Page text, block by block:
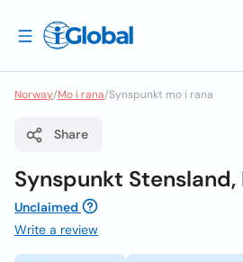
Norway/Mo i rana/Synspunkt mo i rana
Share
Synspunkt Stensland,
Unclaimed
Write a review